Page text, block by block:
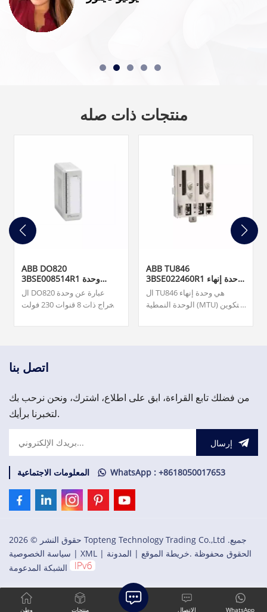
منتجات ذات صله
ABB DO820
3BSE008514R1 وحدة
الإخراج الرقميال DO820 عبارة عن وحدة
إخراج ذات 8 قنوات 230 فولت
S800 I/O. فريقنا متاح على مدار
العاجلة من قطع الغيار المهمة،
ABB TU846
3BSE022460R1 وحدة إنهاء
الوحدةال TU846 هي وحدة إنهاء
الوحدة النمطية (MTU) للتكوين
CI840/CI840A والإدخال/
اتصل بنا
من فضلك تابع القراءة، ابق على اطلاع، اشترك، ونحن نرحب بك
لتخبرنا برأيك.
إرسال
المعلومات الاجتماعية WhatsApp : +8618050017653
حقوق النشر © 2026 Topteng Technology Trading Co.,Ltd .جميع
الحقوق محفوظة .خريطة الموقع | المدونة |
XML
| سياسة الخصوصية
الشبكة المدعومة
وطن منتجات WhatsApp الاتصال